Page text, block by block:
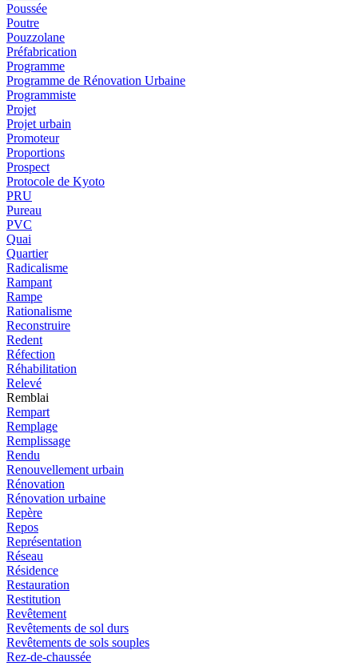
Poussée
Poutre
Pouzzolane
Préfabrication
Programme
Programme de Rénovation Urbaine
Programmiste
Projet
Projet urbain
Promoteur
Proportions
Prospect
Protocole de Kyoto
PRU
Pureau
PVC
Quai
Quartier
Radicalisme
Rampant
Rampe
Rationalisme
Reconstruire
Redent
Réfection
Réhabilitation
Relevé
Remblai
Rempart
Remplage
Remplissage
Rendu
Renouvellement urbain
Rénovation
Rénovation urbaine
Repère
Repos
Représentation
Réseau
Résidence
Restauration
Restitution
Revêtement
Revêtements de sol durs
Revêtements de sols souples
Rez-de-chaussée